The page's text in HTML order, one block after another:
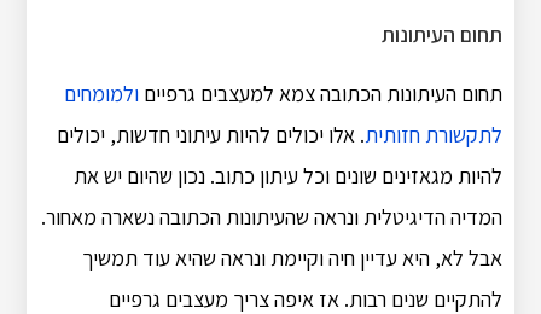
תחום העיתונות
תחום העיתונות הכתובה צמא למעצבים גרפייםולמומחים
לתקשורת חזותית. אלו יכולים להיות עיתוני חדשות, יכולים
להיות מגאזינים שונים וכל עיתון כתוב. נכון שהיום יש את
המדיה הדיגיטלית ונראה שהעיתונות הכתובה נשארה מאחור.
אבל לא, היא עדיין חיה וקיימת ונראה שהיא עוד תמשיך
להתקיים שנים רבות. אז איפה צריך מעצבים גרפיים